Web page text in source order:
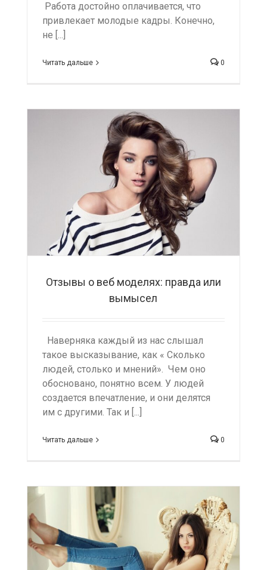
Работа достойно оплачивается, что
привлекает молодые кадры. Конечно,
не [...]
Читать дальше 0
Отзывы о веб моделях: правда или
вымысел
Наверняка каждый из нас слышал
такое высказывание, как « Сколько
людей, столько и мнений». Чем оно
обосновано, понятно всем. У людей
создается впечатление, и они делятся
им с другими. Так и [...]
Читать дальше 0